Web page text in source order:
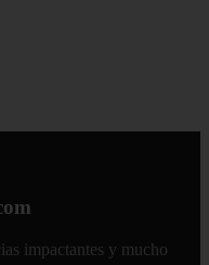
impactantes y mucho